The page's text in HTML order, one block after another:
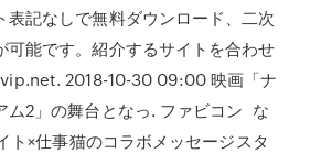
表記なしで無料ダウンロード、二次
可能です。紹介するサイトを合わせ
2018-10-30 09:00 映画「ナ
ム2」の舞台となっ. ファビコン な
ト×仕事猫のコラボメッセージスタ